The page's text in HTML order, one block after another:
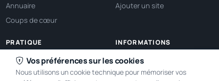
Annuaire
Coups de cœur
Ajouter un site
PRATIQUE
Ma localisation
Gérer mes cookies
INFORMATIONS
À propos
Contact
Vos préférences sur les cookies
Nous utilisons un cookie technique pour mémoriser vos